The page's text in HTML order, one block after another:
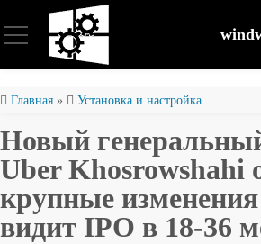
Установка и настройка
Оптимизация ОС
Восстановление файлов
Главная » Установка и настройка
Новый
Uber Khosrowshahi
крупные
видит IPO в 18-36